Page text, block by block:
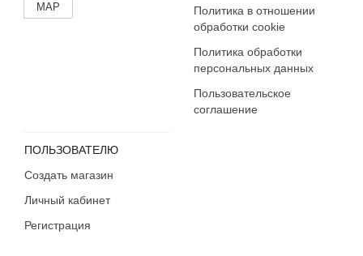
MAP
Политика в отношении
обработки cookie
Политика обработки
персональных данных
Пользовательское
соглашение
ПОЛЬЗОВАТЕЛЮ
Создать магазин
Личный кабинет
Регистрация